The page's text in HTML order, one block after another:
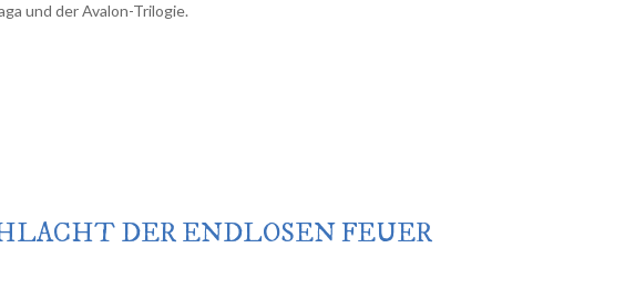
und der Avalon-Trilogie.
DER ENDLOSEN FEUER